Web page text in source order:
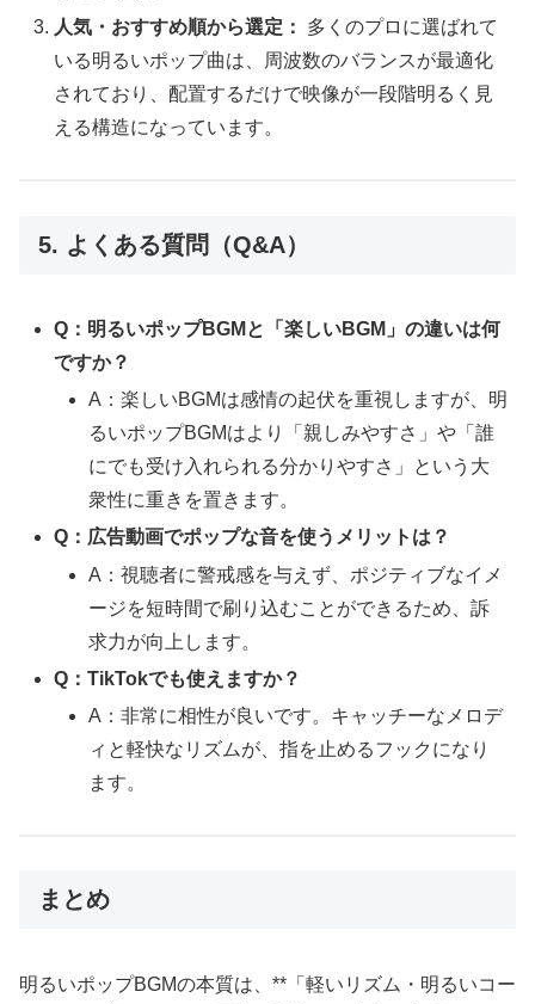
人気・おすすめ順から選定：
多くのプロに選ばれて
いる明るいポップ曲は、周波数のバランスが最適化
されており、配置するだけで映像が一段階明るく見
える構造になっています。
5. よくある質問（Q&A）
Q：明るいポップBGMと「楽しいBGM」の違いは何
ですか？
A：楽しいBGMは感情の起伏を重視しますが、明
るいポップBGMはより「親しみやすさ」や「誰
にでも受け入れられる分かりやすさ」という大
衆性に重きを置きます。
Q：広告動画でポップな音を使うメリットは？
A：視聴者に警戒感を与えず、ポジティブなイメ
ージを短時間で刷り込むことができるため、訴
求力が向上します。
Q：TikTokでも使えますか？
A：非常に相性が良いです。キャッチーなメロデ
ィと軽快なリズムが、指を止めるフックになり
ます。
まとめ
明るいポップBGMの本質は、**「軽いリズム・明るいコー